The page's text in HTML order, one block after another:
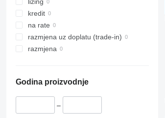
lizing
kredit
na rate
razmjena uz doplatu (trade-in)
razmjena
Godina proizvodnje
–